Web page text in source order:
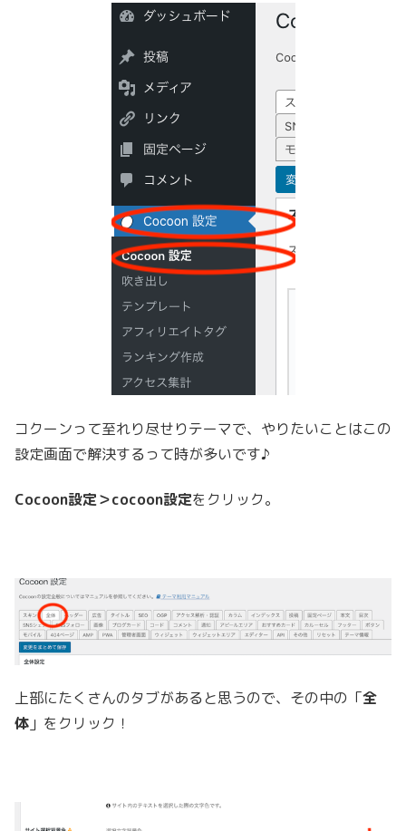
コクーンって至れり尽せりテーマで、やりたいことはこの
設定画面で解決するって時が多いです♪
Cocoon設定＞cocoon設定をクリック。
上部にたくさんのタブがあると思うので、その中の「全
体 」をクリック！